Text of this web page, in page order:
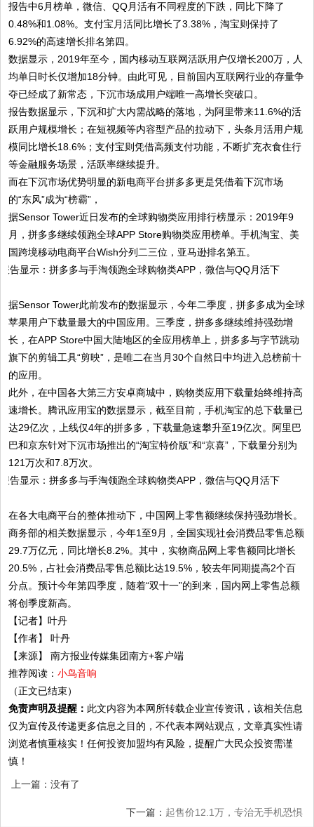
报告中6月榜单，微信、QQ月活有不同程度的下跌，同比下降了
0.48%和1.08%。支付宝月活同比增长了3.38%，淘宝则保持了
6.92%的高速增长排名第四。
数据显示，2019年至今，国内移动互联网活跃用户仅增长200万，人
均单日时长仅增加18分钟。由此可见，目前国内互联网行业的存量争
夺已经成了新常态，下沉市场成用户端唯一高增长突破口。
报告数据显示，下沉和扩大内需战略的落地，为阿里带来11.6%的活
跃用户规模增长；在短视频等内容型产品的拉动下，头条月活用户规
模同比增长18.6%；支付宝则凭借高频支付功能，不断扩充衣食住行
等金融服务场景，活跃率继续提升。
而在下沉市场优势明显的新电商平台拼多多更是凭借着下沉市场
的“东风”成为“榜霸”，
据Sensor Tower近日发布的全球购物类应用排行榜显示：2019年9
月，拼多多继续领跑全球APP Store购物类应用榜单。手机淘宝、美
国跨境移动电商平台Wish分列二三位，亚马逊排名第五。
据Sensor Tower此前发布的数据显示，今年二季度，拼多多成为全球
苹果用户下载量最大的中国应用。三季度，拼多多继续维持强劲增
长，在APP Store中国大陆地区的全应用榜单上，拼多多与字节跳动
旗下的剪辑工具“剪映”，是唯二在当月30个自然日中均进入总榜前十
的应用。
此外，在中国各大第三方安卓商城中，购物类应用下载量始终维持高
速增长。腾讯应用宝的数据显示，截至目前，手机淘宝的总下载量已
达29亿次，上线仅4年的拼多多，下载量急速攀升至19亿次。阿里巴
巴和京东针对下沉市场推出的“淘宝特价版”和“京喜”，下载量分别为
121万次和7.8万次。
在各大电商平台的整体推动下，中国网上零售额继续保持强劲增长。
商务部的相关数据显示，今年1至9月，全国实现社会消费品零售总额
29.7万亿元，同比增长8.2%。其中，实物商品网上零售额同比增长
20.5%，占社会消费品零售总额比达19.5%，较去年同期提高2个百
分点。预计今年第四季度，随着“双十一”的到来，国内网上零售总额
将创季度新高。
【记者】叶丹
【作者】 叶丹
【来源】 南方报业传媒集团南方+客户端
推荐阅读：小鸟音响
（正文已结束）
免责声明及提醒： 此文内容为本网所转载企业宣传资讯，该相关信息
仅为宣传及传递更多信息之目的，不代表本网站观点，文章真实性请
浏览者慎重核实！任何投资加盟均有风险，提醒广大民众投资需谨
慎！
上一篇：没有了
下一篇： 起售价12.1万，专治无手机恐惧